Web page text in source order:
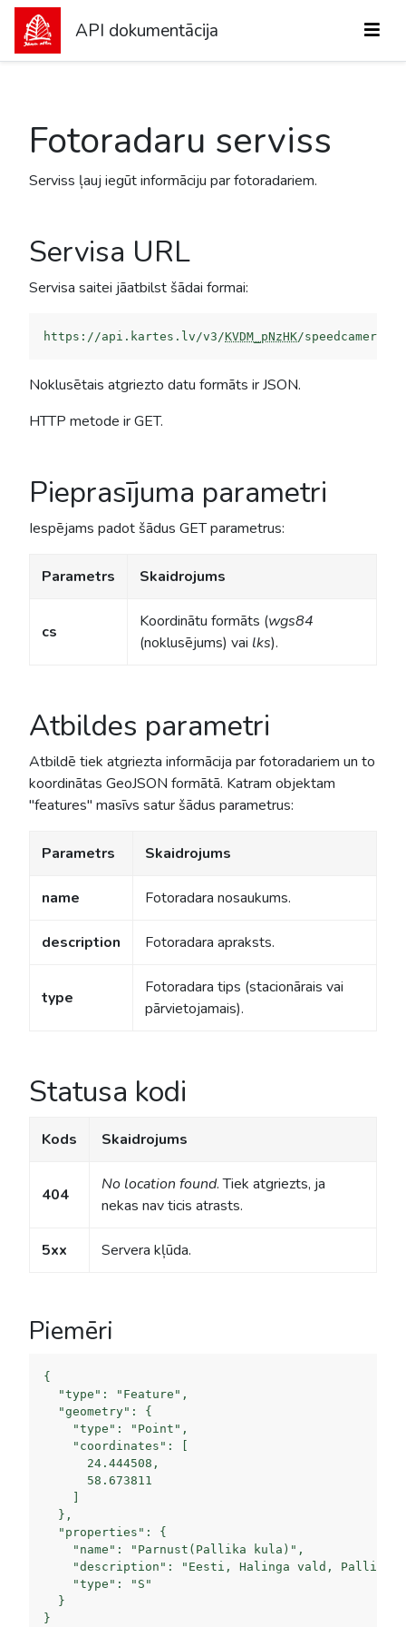
API dokumentācija
Fotoradaru serviss
Serviss ļauj iegūt informāciju par fotoradariem.
Servisa URL
Servisa saitei jāatbilst šādai formai:
https://api.kartes.lv/v3/KVDM_pNzHK/speedcameras?
Noklusētais atgriezto datu formāts ir JSON.
HTTP metode ir GET.
Pieprasījuma parametri
Iespējams padot šādus GET parametrus:
Parametrs Skaidrojums
cs
Koordinātu formāts (wgs84
(noklusējums) vai lks).
Atbildes parametri
Atbildē tiek atgriezta informācija par fotoradariem un to
koordinātas GeoJSON formātā. Katram objektam
''features'' masīvs satur šādus parametrus:
Parametrs Skaidrojums
name Fotoradara nosaukums.
description Fotoradara apraksts.
type
Fotoradara tips (stacionārais vai
pārvietojamais).
Statusa kodi
Kods Skaidrojums
404
No location found. Tiek atgriezts, ja
nekas nav ticis atrasts.
5xx Servera kļūda.
Piemēri
{
  "type": "Feature",
  "geometry": {
    "type": "Point",
    "coordinates": [
      24.444508,
      58.673811
  },
  "properties": {
    "name": "Parnust(Pallika kula)",
"description": "Eesti, Halinga vald, Pallika
    "type": "S"
  }